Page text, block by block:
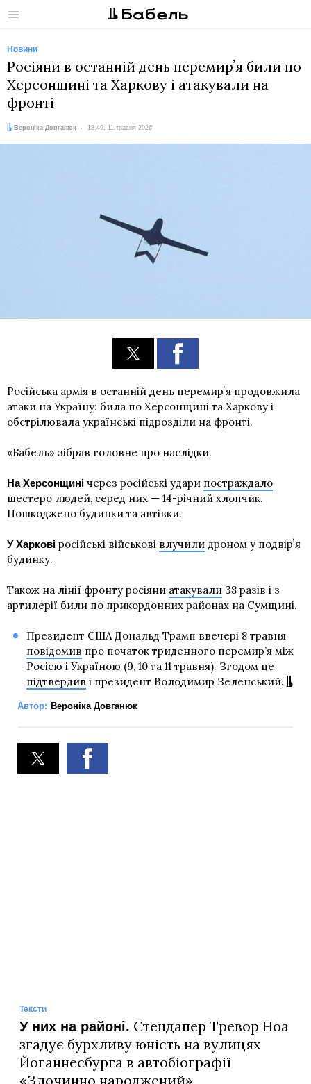
Меню
Новини
Росіяни в останній день перемирʼя били по
Херсонщині та Харкову і атакували на
фронті
Автор:
Вероніка Довганюк
Дата: 18:49, 11 травня 2026
Російська армія в останній день перемирʼя продовжила
атаки на Україну: била по Херсонщині та Харкову і
обстрілювала українські підрозділи на фронті.
«Бабель» зібрав головне про наслідки.
На Херсонщині через російські удари постраждало
шестеро людей, серед них — 14-річний хлопчик.
Пошкоджено будинки та автівки.
У Харкові російські військові влучили дроном у подвірʼя
будинку.
Також на лінії фронту росіяни атакували 38 разів і з
артилерії били по прикордонних районах на Сумщині.
Президент США Дональд Трамп ввечері 8 травня
повідомив про початок триденного перемир’я між
Росією і Україною (9, 10 та 11 травня). Згодом це
підтвердив і президент Володимир Зеленський.
Автор: Вероніка Довганюк